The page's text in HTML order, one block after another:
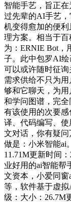
智能手艺，旨正
过先辈的AI手艺
机变得愈加的便
理方案。相当于
为：ERNIE Bot，
子。此中包罗AI
可以或许随时征
需求供给不只为
够和它聊天，为
和学问图谱，完全
有该使用的次要
译、代码编写、
文对话，你有疑
做是：小米智能ai
11.71M更新时间
业好用的ai智能帮
文资本，小爱同窗
等，软件基于虚
级：大小：26.7M